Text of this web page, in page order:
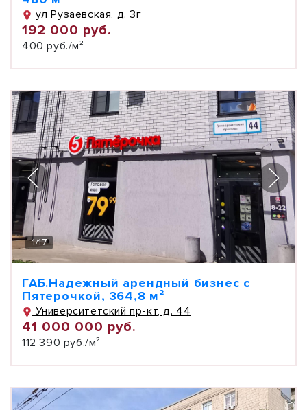
ул Рузаевская, д. 3г
192 000 руб.
400 руб./м²
1/17
ГАБ.Надежный арендный бизнес с
Пятерочкой, 364,8 м²
Университетский пр-кт, д. 44
41 000 000 руб.
112 390 руб./м²